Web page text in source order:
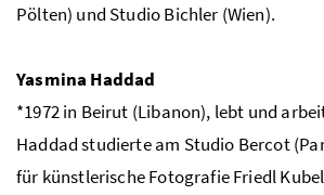
Pölten) und Studio Bichler (Wien).
Yasmina Haddad
*1972 in Beirut (Libanon), lebt und
Haddad studierte am Studio Bercot
für künstlerische Fotografie Friedl